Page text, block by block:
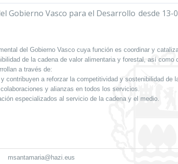
fin
Gobierno Vasco para el Desarrollo desde 13-
del Gobierno Vasco cuya función es coordinar y
de la cadena de valor alimentaria y forestal, así como
a través de:
contribuyen a reforzar la competitividad y sostenibilidad de
y alianzas en todos los servicios.
especializados al servicio de la cadena y el medio.
msantamaria@hazi.eus